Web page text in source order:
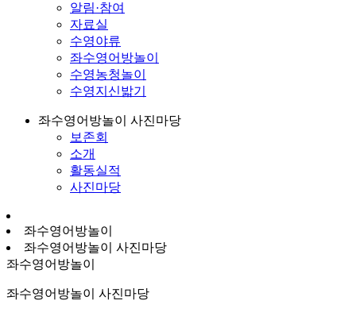
알림·참여
자료실
수영야류
좌수영어방놀이
수영농청놀이
수영지신밟기
좌수영어방놀이 사진마당
보존회
소개
활동실적
사진마당
좌수영어방놀이
좌수영어방놀이 사진마당
좌수영어방놀이
좌수영어방놀이 사진마당